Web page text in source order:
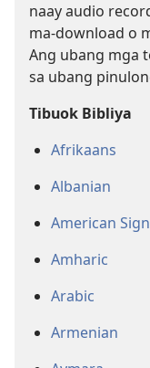
naay audio
ma-download o
Ang ubang mga
sa ubang
Tibuok Bibliya
Afrikaans
Albanian
American
Amharic
Arabic
Armenian